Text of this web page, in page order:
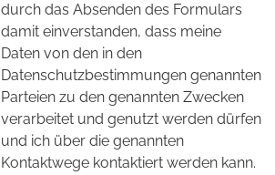
durch das Absenden des Formulars
damit einverstanden, dass meine
Daten von den in den
Datenschutzbestimmungen genannten
Parteien zu den genannten Zwecken
verarbeitet und genutzt werden dürfen
und ich über die genannten
Kontaktwege kontaktiert werden kann.